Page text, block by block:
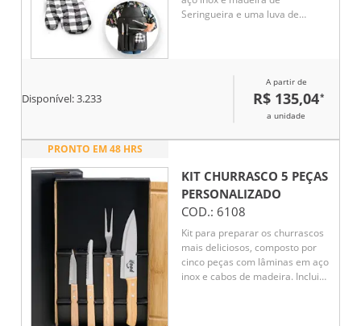
Seringueira e uma luva de
Disponível:3.233
A partir de
R$ 135,04*
a unidade
PRONTO EM 48 HRS
KIT CHURRASCO 5 PEÇAS
PERSONALIZADO
COD.: 6108
Kit para preparar os churrascos
mais deliciosos, composto por
cinco peças com lâminas em aço
inox e cabos de madeira. Inclui